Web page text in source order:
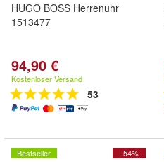
HUGO BOSS Herrenuhr
1513477
94,90 €
Kostenloser Versand
53
- 54%
Bestseller